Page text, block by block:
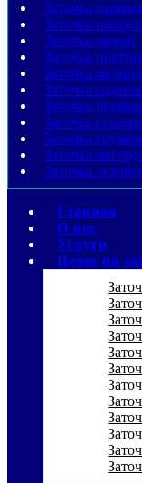
Заточка
Заточка
Заточка ножей
Заточка
Заточка
Заточка
Заточка
Заточка
Заточка
Заточка
Заточка
Главная
О нас
Услуги
Цены на